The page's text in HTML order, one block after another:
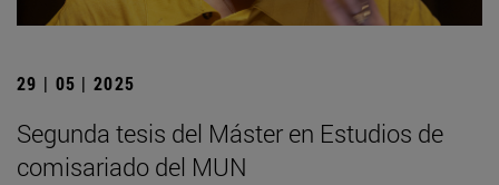
29 | 05 | 2025
Segunda tesis del Máster en Estudios de
comisariado del MUN